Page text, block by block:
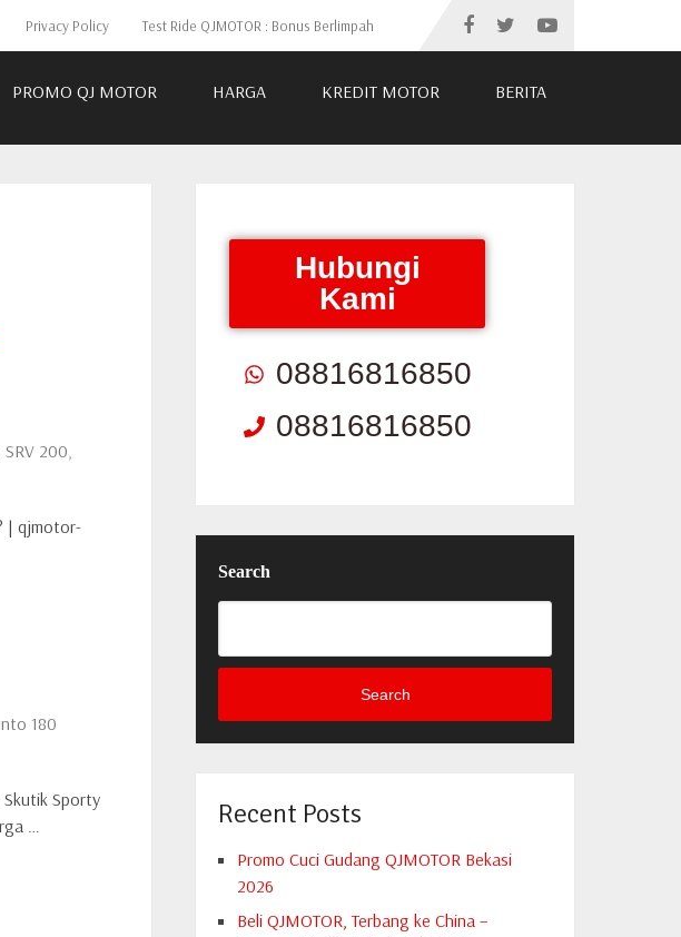
Privacy Policy Test Ride QJMOTOR : Bonus Berlimpah
PROMO QJ MOTOR HARGA KREDIT MOTOR BERITA
SRV 200,
| qjmotor-
180
Sporty
…
Hubungi
Kami
08816816850
08816816850
Search
Search
Recent Posts
Promo Cuci Gudang QJMOTOR Bekasi
2026
Beli QJMOTOR, Terbang ke China –